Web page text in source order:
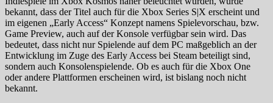
bekannt, dass der Titel auch für die Xbox Series S|X erscheint und
im eigenen „Early Access“ Konzept namens Spielevorschau, bzw.
Game Preview, auch auf der Konsole verfügbar sein wird. Das
bedeutet, dass nicht nur Spielende auf dem PC maßgeblich an der
Entwicklung im Zuge des Early Access bei Steam beteiligt sind,
sondern auch Konsolenspielende. Ob es auch für die Xbox One
oder andere Plattformen erscheinen wird, ist bislang noch nicht
bekannt.